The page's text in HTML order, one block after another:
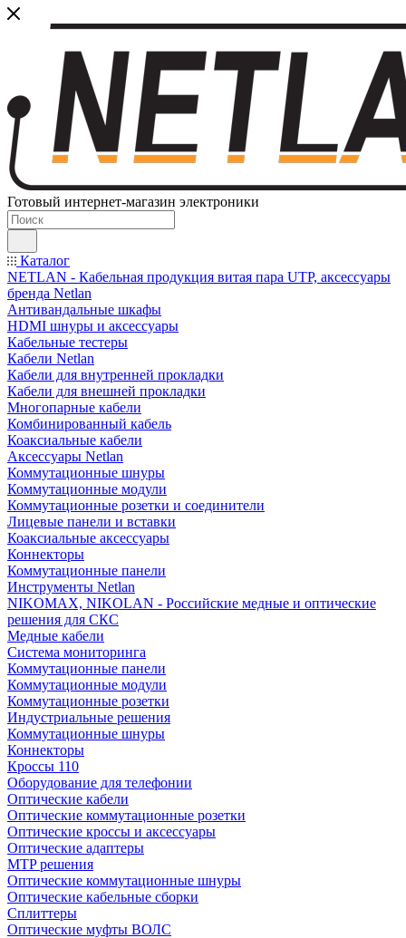
Готовый интернет-магазин электроники
Каталог
NETLAN - Кабельная продукция витая пара UTP, аксессуары
бренда Netlan
Антивандальные шкафы
HDMI шнуры и аксессуары
Кабельные тестеры
Кабели Netlan
Кабели для внутренней прокладки
Кабели для внешней прокладки
Многопарные кабели
Комбинированный кабель
Коаксиальные кабели
Аксессуары Netlan
Коммутационные шнуры
Коммутационные модули
Коммутационные розетки и соединители
Лицевые панели и вставки
Коаксиальные аксессуары
Коннекторы
Коммутационные панели
Инструменты Netlan
NIKOMAX, NIKOLAN - Российские медные и оптические
решения для СКС
Медные кабели
Система мониторинга
Коммутационные панели
Коммутационные модули
Коммутационные розетки
Индустриальные решения
Коммутационные шнуры
Коннекторы
Кроссы 110
Оборудование для телефонии
Оптические кабели
Оптические коммутационные розетки
Оптические кроссы и аксессуары
Оптические адаптеры
MTP решения
Оптические коммутационные шнуры
Оптические кабельные сборки
Сплиттеры
Оптические муфты ВОЛС